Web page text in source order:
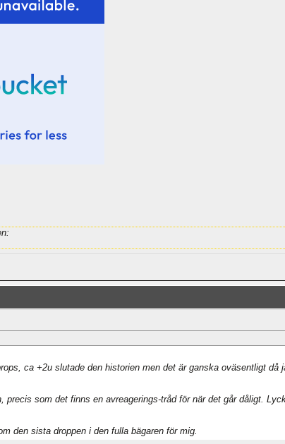
ca +2u slutade den historien men det är ganska oväsentligt
som det finns en avreagerings-tråd för när det går dåligt.
den sista droppen i den fulla bägaren för mig.